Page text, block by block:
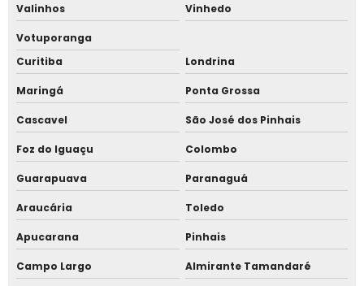
Sistema de ponto eletrônico online
Sistema de ponto eletrônico para empresas
Sistema de ponto eletrônico pelo celular
Sistema de ponto em nuvem
Sistema de ponto para empresas
Sistema de ponto para escola
Sistema de ponto para home office
Valinhos Vinhedo
Votuporanga
Curitiba
Londrina
Maringá Ponta Grossa
Cascavel São José dos Pinhais
Foz do Iguaçu Colombo
Guarapuava Paranaguá
Araucária Toledo
Apucarana Pinhais
Campo Largo Almirante Tamandaré